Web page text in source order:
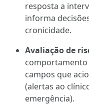
resposta a
informa
cronicidade.
Avaliação de
comportamento
campos que
(alertas ao
emergência).